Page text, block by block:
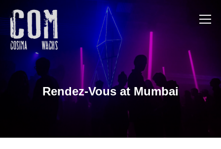
Info
Rendez-Vous at Mumbai